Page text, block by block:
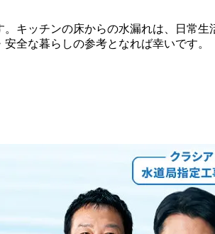
キッチンの床からの水漏れは、日常
全な暮らしの参考となれば幸いです。